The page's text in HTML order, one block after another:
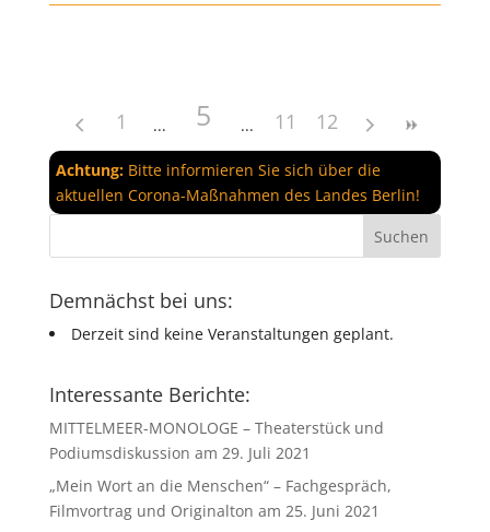
1 5 11 12
Achtung:Bitte informieren Sie sich über die
aktuellen Corona-Maßnahmen des Landes Berlin!
Demnächst bei uns:
Derzeit sind keine Veranstaltungen geplant.
Interessante Berichte:
MITTELMEER-MONOLOGE – Theaterstück und
Podiumsdiskussion am 29. Juli 2021
„Mein Wort an die Menschen“ – Fachgespräch,
Filmvortrag und Originalton am 25. Juni 2021